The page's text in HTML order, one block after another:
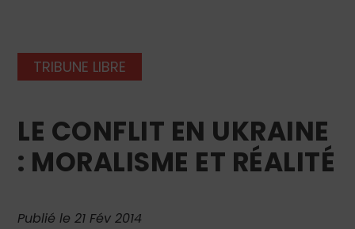
TRIBUNE LIBRE
LE CONFLIT EN UKRAINE
: MORALISME ET RÉALITÉ
Publié le 21 Fév 2014